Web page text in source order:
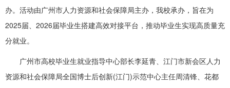
办。活动由广州市人力资源和社会保障局主办，我校承办，旨在为
2025届、2026届毕业生搭建高效对接平台，推动毕业生实现高质量充
分就业。
广州市高校毕业生就业指导中心部长李延青、江门市新会区人力
资源和社会保障局全国博士后创新(江门)示范中心主任周清锋、花都